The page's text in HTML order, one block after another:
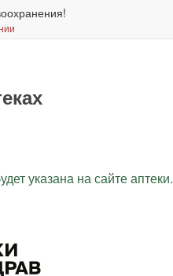
указана на сайте аптеки.